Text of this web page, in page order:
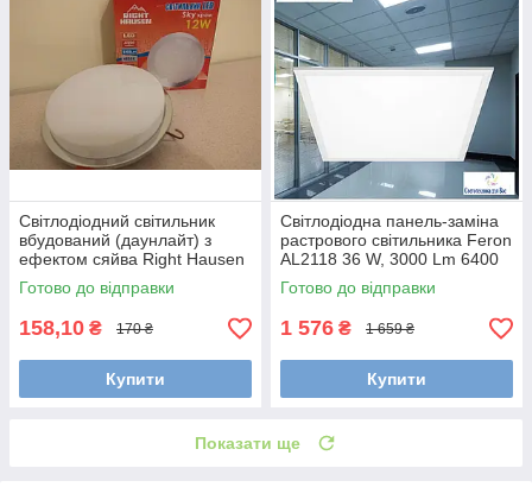
Світлодіодний світильник
вбудований (даунлайт) з
ефектом сяйва Right Hausen
Sky 12W хром 4000 К
Готово до відправки
158,10 ₴ 170 ₴
Купити
Світлодіодна панель-заміна
растрового світильника Feron
AL2118 36 W, 3000 Lm 6400
K IP20, 595*595*8 мм
Готово до відправки
1 576 ₴ 1 659 ₴
Купити
Показати ще